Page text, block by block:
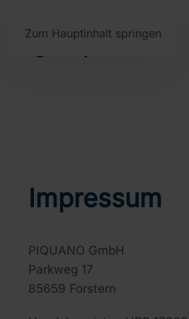
Zum Hauptinhalt springen
Impressum
PIQUANO GmbH
Parkweg 17
85659 Forstern